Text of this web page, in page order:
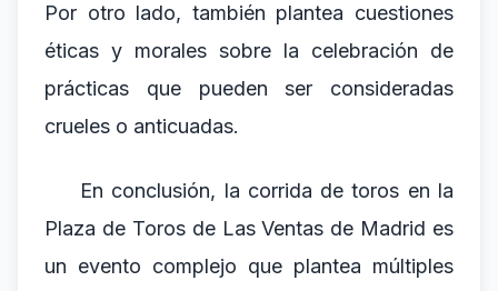
Por otro lado, también plantea cuestiones
éticas y morales sobre la celebración de
prácticas que pueden ser consideradas
crueles o anticuadas.
En conclusión, la corrida de toros en la
Plaza de Toros de Las Ventas de Madrid es
un evento complejo que plantea múltiples